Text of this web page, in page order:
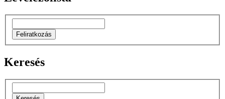
Keresés